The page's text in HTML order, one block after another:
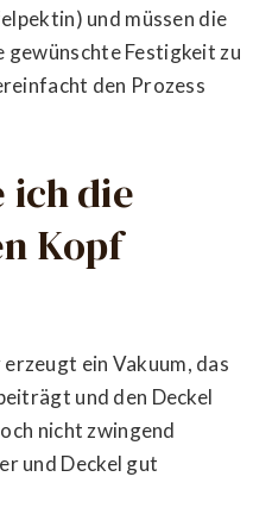
und müssen die
gewünschte Festigkeit zu
den Prozess
ich die
Kopf
ein Vakuum, das
und den Deckel
nicht zwingend
und Deckel gut